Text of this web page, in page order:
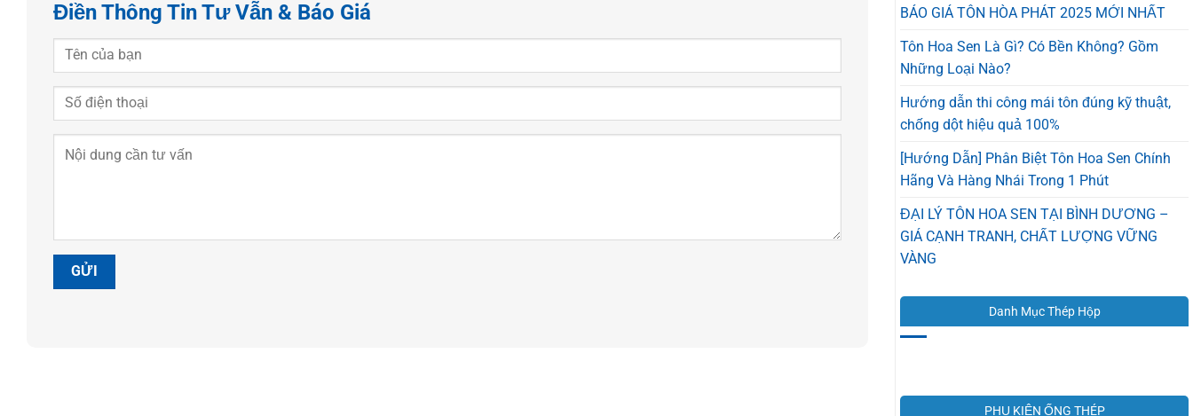
Điền Thông Tin Tư Vẫn & Báo Giá
BÁO GIÁ TÔN HÒA PHÁT 2025 MỚI NHẤT
Tôn Hoa Sen Là Gì? Có Bền Không? Gồm
Những Loại Nào?
Hướng dẫn thi công mái tôn đúng kỹ thuật,
chống dột hiệu quả 100%
[Hướng Dẫn] Phân Biệt Tôn Hoa Sen Chính
Hãng Và Hàng Nhái Trong 1 Phút
ĐẠI LÝ TÔN HOA SEN TẠI BÌNH DƯƠNG –
GIÁ CẠNH TRANH, CHẤT LƯỢNG VỮNG
VÀNG
Danh Mục Thép Hộp
PHỤ KIỆN ỐNG THÉP